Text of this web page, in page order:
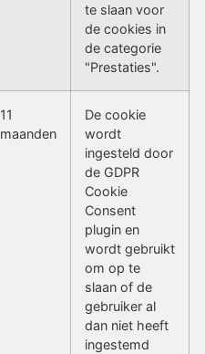
te slaan voor
de cookies in
de categorie
"Prestaties".
11
maanden
De cookie
wordt
ingesteld door
de GDPR
Cookie
Consent
plugin en
wordt gebruikt
om op te
slaan of de
gebruiker al
dan niet heeft
ingestemd